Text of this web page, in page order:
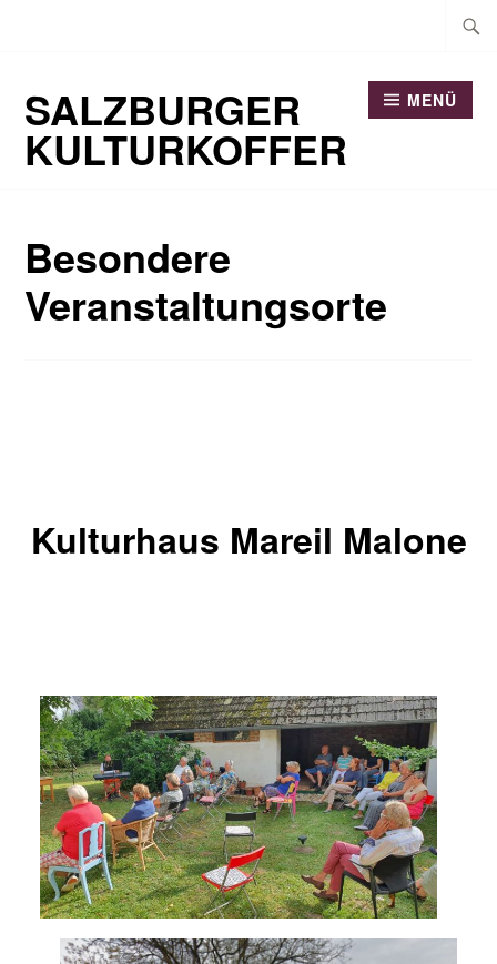
Suche
SALZBURGER
KULTURKOFFER
MENÜ
Besondere
Veranstaltungsorte
Kulturhaus Mareil Malone